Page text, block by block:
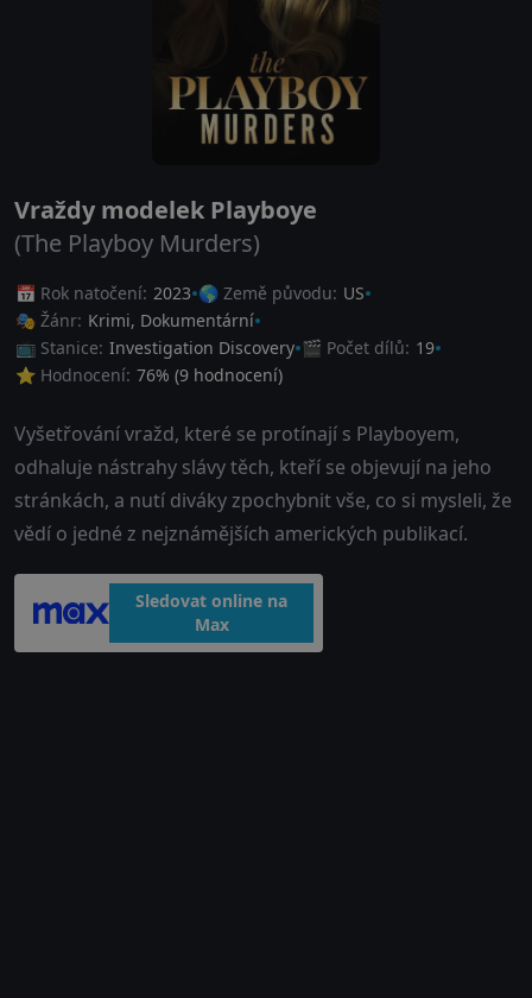
Vraždy modelek Playboye
(The Playboy Murders)
📅 Rok natočení: 2023 🌎 Země původu: US
🎭 Žánr: Krimi, Dokumentární
📺 Stanice: Investigation Discovery 🎬 Počet dílů: 19
⭐ Hodnocení: 76% (9 hodnocení)
Vyšetřování vražd, které se protínají s Playboyem,
odhaluje nástrahy slávy těch, kteří se objevují na jeho
stránkách, a nutí diváky zpochybnit vše, co si mysleli, že
vědí o jedné z nejznámějších amerických publikací.
Sledovat online na
Max